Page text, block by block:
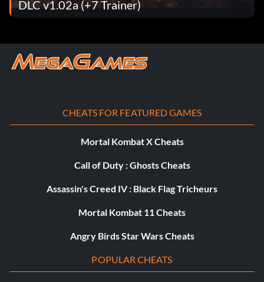
DLC v1.02a (+7 Trainer)
CHEATS FOR FEATURED GAMES
Mortal Kombat X Cheats
Call of Duty : Ghosts Cheats
Assassin's Creed IV : Black Flag Tricheurs
Mortal Kombat 11 Cheats
Angry Birds Star Wars Cheats
POPULAR CHEATS